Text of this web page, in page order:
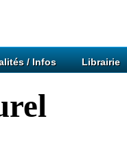
/ Infos Librairie